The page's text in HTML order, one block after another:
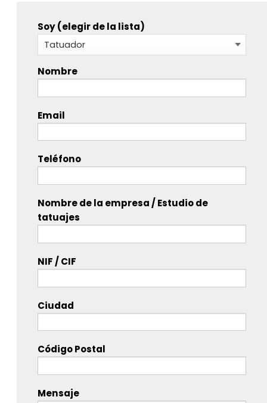
Soy (elegir de la lista)
Nombre
Email
Teléfono
Nombre de la empresa / Estudio de
tatuajes
NIF / CIF
Ciudad
Código Postal
Mensaje